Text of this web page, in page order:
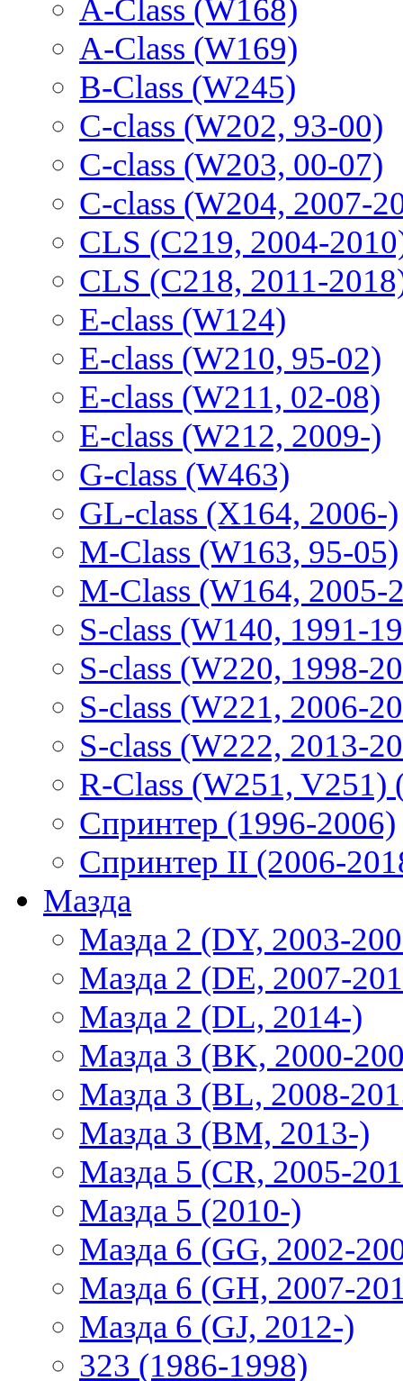
A-Class (W168)
A-Class (W169)
B-Class (W245)
C-class (W202, 93-00)
C-class (W203, 00-07)
C-class (W204, 2007-
CLS (C219, 2004-
CLS (C218, 2011-
E-class (W124)
E-class (W210, 95-02)
E-class (W211, 02-08)
E-class (W212, 2009-)
G-class (W463)
GL-class (X164, 2006-)
M-Class (W163, 95-05)
M-Class (W164, 2005-
S-class (W140, 1991-
S-class (W220, 1998-
S-class (W221, 2006-
S-class (W222, 2013-
R-Class (W251, V251)
Спринтер (1996-2006)
Спринтер II (2006-
Мазда
Мазда 2 (DY, 2003-
Мазда 2 (DE, 2007-
Мазда 2 (DL, 2014-)
Мазда 3 (BK, 2000-
Мазда 3 (BL, 2008-
Мазда 3 (BM, 2013-)
Мазда 5 (CR, 2005-
Мазда 5 (2010-)
Мазда 6 (GG, 2002-
Мазда 6 (GH, 2007-
Мазда 6 (GJ, 2012-)
323 (1986-1998)